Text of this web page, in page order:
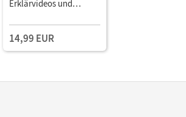
Erklärvideos und
14,99 EUR